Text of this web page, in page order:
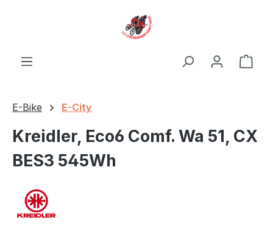
E-Bike E-City
Kreidler, Eco6 Comf. Wa 51, CX
BES3 545Wh